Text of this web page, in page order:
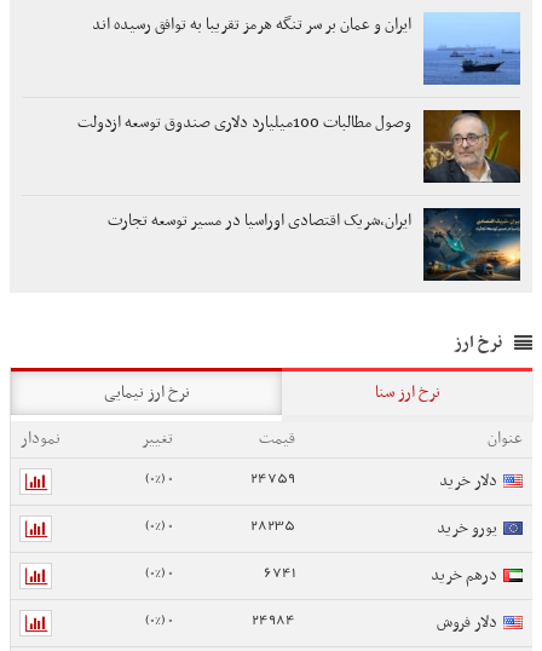
ایران و عمان بر سر تنگه هرمز تقریبا به توافق رسیده اند
وصول مطالبات 100میلیارد دلاری صندوق توسعه ازدولت
ایران،شریک اقتصادی اوراسیا در مسیر توسعه تجارت
نرخ ارز
نرخ ارز سنا
نرخ ارز نیمایی
عنوان
قیمت تغییر
نمودار
دلار خرید
24759
0 (0%)
یورو خرید 28235
0 (0%)
درهم خرید 6741
0 (0%)
دلار فروش 24984
0 (0%)